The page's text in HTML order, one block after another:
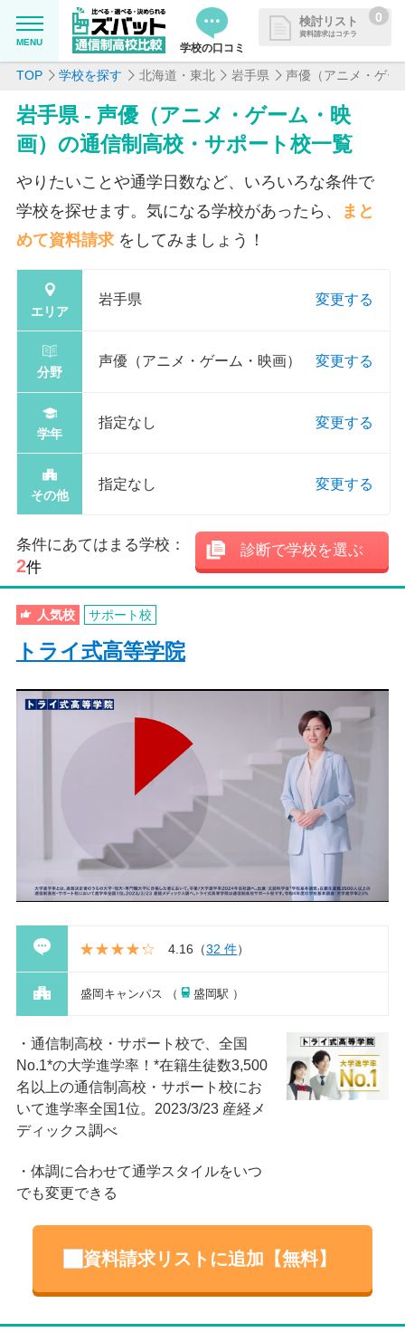
MENU 学校の口コミ
検討リスト
資料請求はコチラ
0
追加した学校を一覧で確認・まと
めて資料請求できます
MENU
学校を探したい
通信制高校について知りたい
はじめての方へ
よくある質問
掲載を希望される学校様へ
TOP 学校を探す 北海道・東北 岩手県 声優（アニメ・ゲー
岩手県 - 声優（アニメ・ゲーム・映
画）の通信制高校・サポート校一覧
やりたいことや通学日数など、いろいろな条件で
学校を探せます。気になる学校があったら、
まと
めて資料請求をしてみましょう！
エリア
岩手県 変更する
分野
声優（アニメ・ゲーム・映画） 変更する
学年
指定なし 変更する
その他
指定なし 変更する
条件にあてはまる学校：
2件
診断で学校を選ぶ
人気校 サポート校
トライ式高等学院
4.16 （32 件）
盛岡キャンパス （ 盛岡駅 ）
通信制高校・サポート校で、全国
No.1*の大学進学率！*在籍⽣徒数3,500
名以上の通信制⾼校・サポート校にお
いて進学率全国1位。2023/3/23 産経メ
ディックス調べ
体調に合わせて通学スタイルをいつ
でも変更できる
資料請求リストに追加【無料】